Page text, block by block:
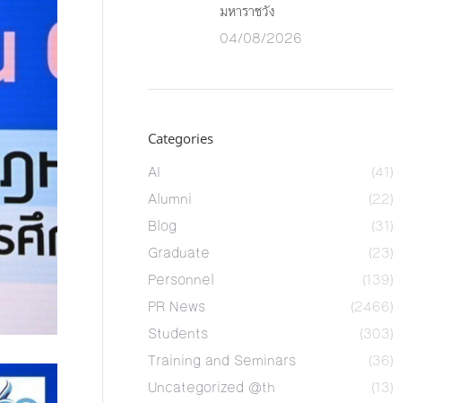
มหาราชวัง
04/08/2026
Categories
AI
(41)
Alumni
(22)
Blog
(31)
Graduate
(23)
Personnel
(139)
PR News
(2466)
Students
(303)
Training and Seminars
(36)
Uncategorized @th
(13)